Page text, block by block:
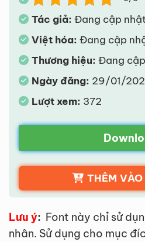
Tác giả: Đang cập
Việt hóa: Đang cập
Thương hiệu: Đang
Ngày đăng: 29/01/
Lượt xem: 372
THÊM
Lưu ý: Font này chỉ sử
nhân. Sử dụng cho mục